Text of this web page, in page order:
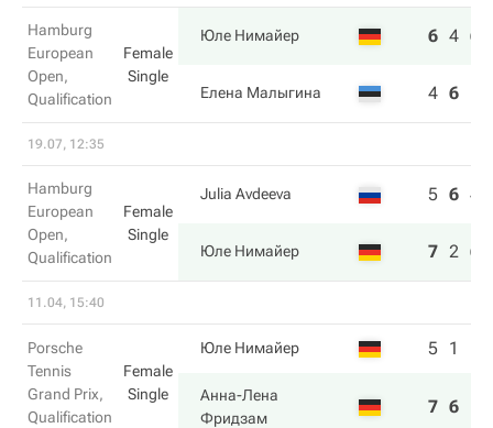
Hamburg
European
Open,
Qualification
Female
Single
Юле Нимайер 6 4 6
Елена Малыгина 4 6
19.07, 12:35
Hamburg
European
Open,
Qualification
Female
Single
Julia Avdeeva 5 6 4
Юле Нимайер 7 2 6
11.04, 15:40
Porsche
Tennis
Grand Prix,
Qualification
Female
Single
Юле Нимайер 5 1
Анна-Лена
Фридзам
7 6